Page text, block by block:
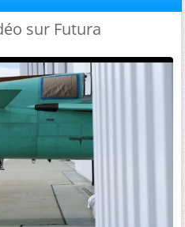
sur Futura